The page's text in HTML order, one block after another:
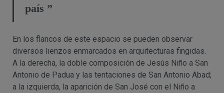
país ”
En los flancos de este espacio se pueden observar
diversos lienzos enmarcados en arquitecturas fingidas.
A la derecha, la doble composición de Jesús Niño a San
Antonio de Padua y las tentaciones de San Antonio Abad;
a la izquierda, la aparición de San José con el Niño a